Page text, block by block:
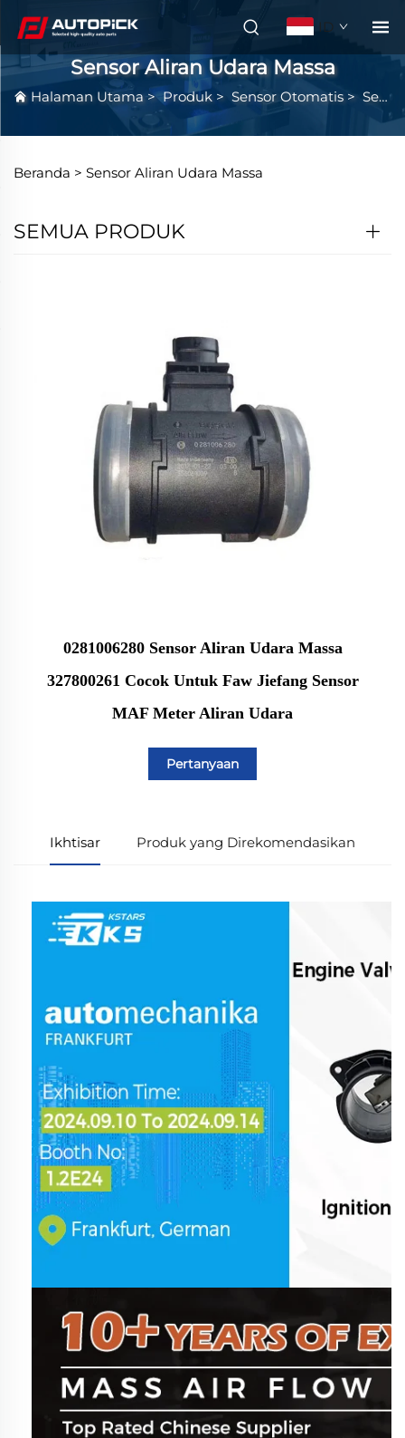
ID
Sensor Aliran Udara Massa
Halaman Utama>Produk > Sensor Otomatis > Sensor Aliran Udara Massa
Beranda > Sensor Aliran Udara Massa
SEMUA PRODUK
0281006280 Sensor Aliran Udara Massa
327800261 Cocok Untuk Faw Jiefang Sensor
MAF Meter Aliran Udara
Pertanyaan
Ikhtisar Produk yang Direkomendasikan